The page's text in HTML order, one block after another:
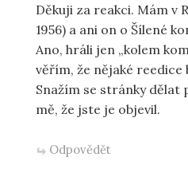
Děkuji za reakci. Mám v
1956) a ani on o Šílené
Ano, hráli jen „kolem
věřím, že nějaké reedice
Snažím se stránky dělat
mě, že jste je objevil.
Odpovědět